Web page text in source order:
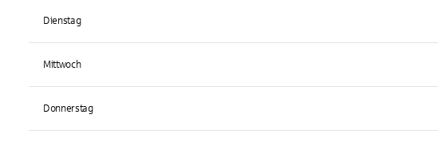
Dienstag
Mittwoch
Donnerstag